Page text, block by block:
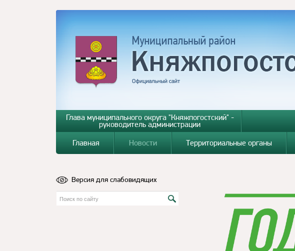
Глава муниципального округа "Княжпогостский" -
руководитель администрации
Главная Новости Территориальные органы
Версия для слабовидящих